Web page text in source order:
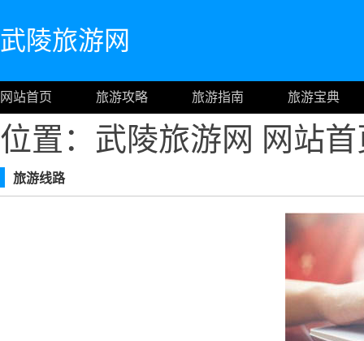
武陵旅游网
网站首页 旅游攻略 旅游指南 旅游宝典
位置：武陵旅游网 网站
旅游线路